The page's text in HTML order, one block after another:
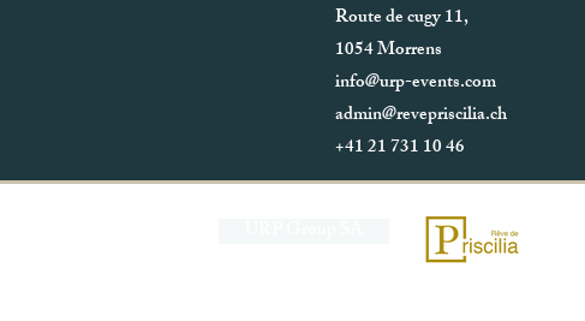
Route de cugy 11,
1054 Morrens
info@urp-events.com
admin@revepriscilia.ch
+41 21 731 10 46